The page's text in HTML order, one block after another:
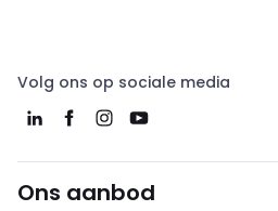
Volg ons op sociale media
Ons aanbod